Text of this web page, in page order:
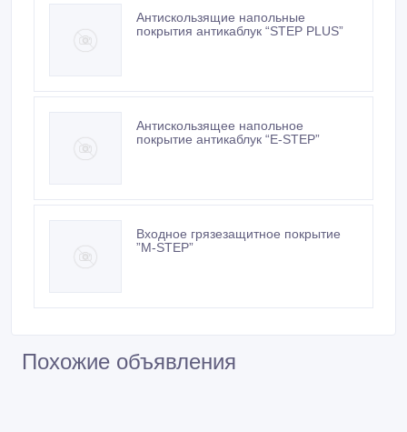
Антискользящие напольные
покрытия антикаблук “STEP PLUS”
Антискользящее напольное
покрытие антикаблук “E-STEP”
Входное грязезащитное покрытие
”M-STEP”
Похожие объявления